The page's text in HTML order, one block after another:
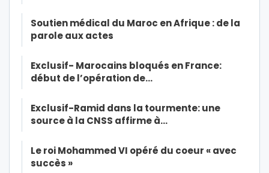
Soutien médical du Maroc en Afrique : de la
parole aux actes
Exclusif- Marocains bloqués en France:
début de l’opération de…
Exclusif-Ramid dans la tourmente: une
source à la CNSS affirme à…
Le roi Mohammed VI opéré du coeur « avec
succès »